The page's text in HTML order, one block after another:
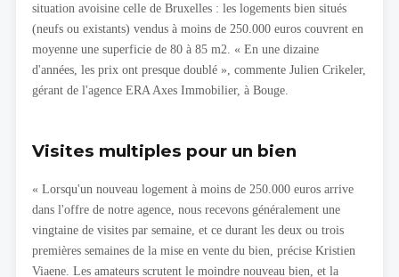
situation avoisine celle de Bruxelles : les logements bien situés
(neufs ou existants) vendus à moins de 250.000 euros couvrent en
moyenne une superficie de 80 à 85 m2. « En une dizaine
d'années, les prix ont presque doublé », commente Julien Crikeler,
gérant de l'agence ERA Axes Immobilier, à Bouge.
Visites multiples pour un bien
« Lorsqu'un nouveau logement à moins de 250.000 euros arrive
dans l'offre de notre agence, nous recevons généralement une
vingtaine de visites par semaine, et ce durant les deux ou trois
premières semaines de la mise en vente du bien, précise Kristien
Viaene. Les amateurs scrutent le moindre nouveau bien, et la